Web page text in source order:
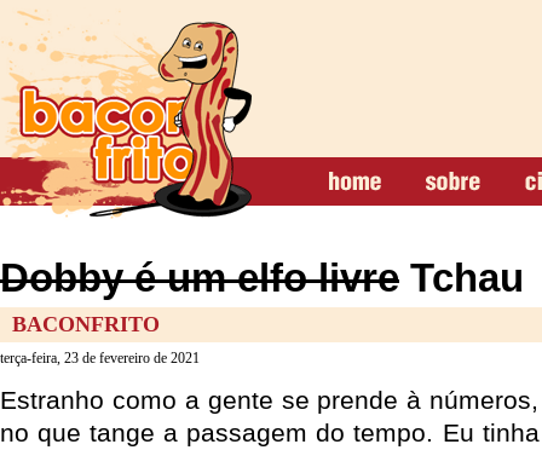
Dobby é um elfo livre Tchau
BACONFRITO
terça-feira, 23 de fevereiro de 2021
Estranho como a gente se prende à
no que tange a passagem do tempo. Eu